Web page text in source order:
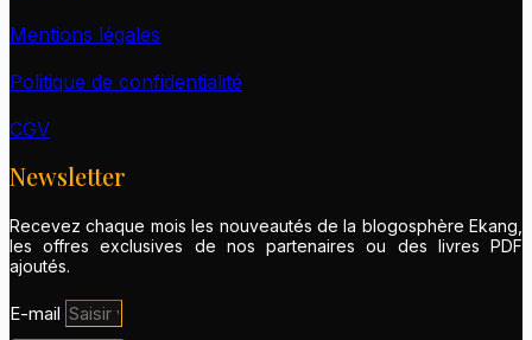
Mentions légales
Politique de confidentialité
CGV
Newsletter
Recevez chaque mois les nouveautés de la blogosphère Ekang,
les offres exclusives de nos partenaires ou des livres PDF
ajoutés.
E-mail